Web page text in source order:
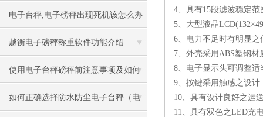
电子台秤,电子磅秤出现死机该怎么办
越衡电子磅秤称重软件功能介绍
使用电子台秤磅秤前注意事项及如何
保养
如何正确选择防水防尘电子台秤（电
4、具有15段滤波穏定
5、大型液晶
6、电力不足时有明显之
7、外壳采用ABS塑钢材
8、电子显示头可调整适
9、按键采用触感之设
10、具有设计良好之运
11、具有双色之LED充